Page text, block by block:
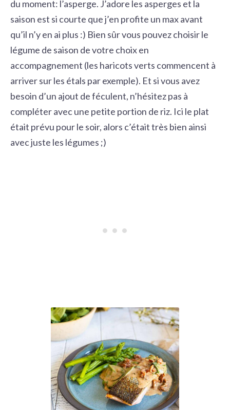
du moment: l’asperge. J’adore les asperges et la
saison est si courte que j’en profite un max avant
qu’il n’y en ai plus :) Bien sûr vous pouvez choisir le
légume de saison de votre choix en
accompagnement (les haricots verts commencent à
arriver sur les étals par exemple). Et si vous avez
besoin d’un ajout de féculent, n’hésitez pas à
compléter avec une petite portion de riz. Ici le plat
était prévu pour le soir, alors c’était très bien ainsi
avec juste les légumes ;)